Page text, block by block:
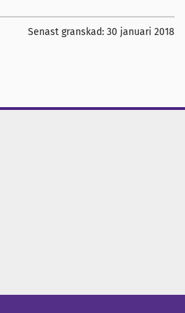
Senast granskad: 30 januari 2018